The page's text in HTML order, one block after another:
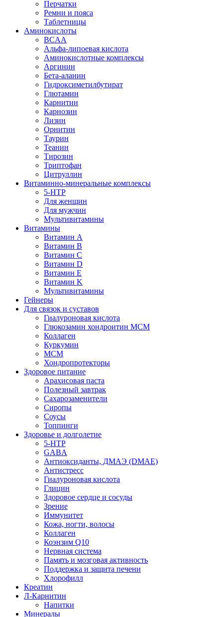
Перчатки
Ремни и пояса
Таблетницы
Аминокислоты
BCAA
Альфа-липоевая кислота
Аминокислотные комплексы
Аргинин
Бета-аланин
Гидроксиметилбутират
Глютамин
Карнитин
Карнозин
Лизин
Орнитин
Таурин
Теанин
Тирозин
Триптофан
Цитруллин
Витаминно-минеральные комплексы
5-HTP
Для женщин
Для мужчин
Мультивитамины
Витамины
Витамин A
Витамин B
Витамин C
Витамин D
Витамин E
Витамин K
Мультивитамины
Гейнеры
Для связок и суставов
Гиалуроновая кислота
Глюкозамин хондроитин МСМ
Коллаген
Куркумин
МСМ
Хондропротекторы
Здоровое питание
Арахисовая паста
Полезный завтрак
Сахарозаменители
Сиропы
Соусы
Топпинги
Здоровье и долголетие
5-HTP
GABA
Антиоксиданты, ДМАЭ (DMAE)
Антистресс
Гиалуроновая кислота
Глицин
Здоровое сердце и сосуды
Зрение
Иммунитет
Кожа, ногти, волосы
Коллаген
Коэнзим Q10
Нервная система
Память и мозговая активность
Поддержка и защита печени
Хлорофилл
Креатин
Л-Карнитин
Напитки
Минералы